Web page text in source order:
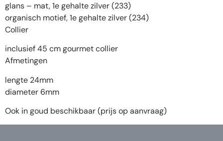
glans – mat, 1e gehalte zilver (233)
organisch motief, 1e gehalte zilver (234)
Collier
inclusief 45 cm gourmet collier
Afmetingen
lengte 24mm
diameter 6mm
Ook in goud beschikbaar (prijs op aanvraag)